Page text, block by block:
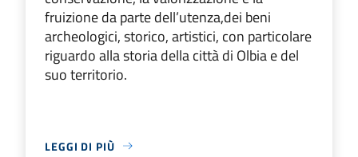
fruizione da parte dell’utenza,dei beni
archeologici, storico, artistici, con particolare
riguardo alla storia della città di Olbia e del
suo territorio.
LEGGI DI PIÙ